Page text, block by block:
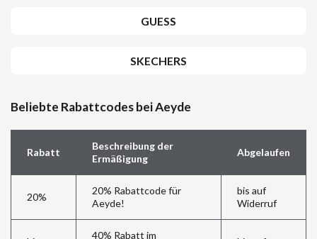
GUESS
SKECHERS
Beliebte Rabattcodes bei Aeyde
Rabatt
Beschreibung der
Ermäßigung
Abgelaufen
20%
20% Rabattcode für
Aeyde!
bis auf
Widerruf
40% Rabatt im